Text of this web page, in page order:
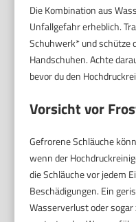
Die Kombination aus
Unfallgefahr erheblich.
Schuhwerk* und schütze
Handschuhen. Achte
bevor du den
Vorsicht vor
Gefrorene Schläuche
wenn der
die Schläuche vor jedem
Beschädigungen. Ein
Wasserverlust oder